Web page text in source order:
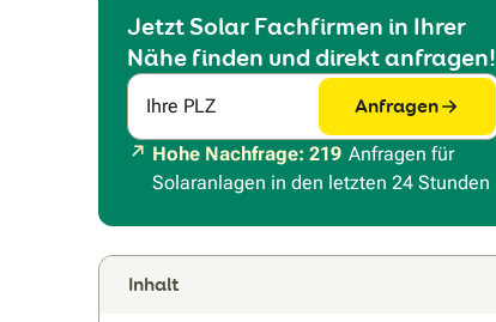
Jetzt Solar Fachfirmen in Ihrer
Nähe finden und direkt anfragen!
Ihre PLZ Anfragen
Hohe Nachfrage: 219 Anfragen für
Solaranlagen in den letzten 24 Stunden
Inhalt